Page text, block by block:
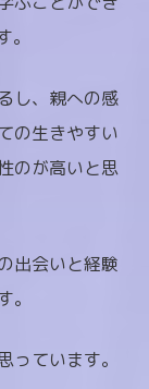
し、親への感
の生きやすい
のが高いと思
出会いと経験
ています。